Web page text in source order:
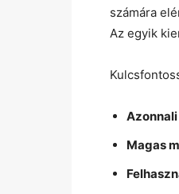
számára
Az egyik
Magas